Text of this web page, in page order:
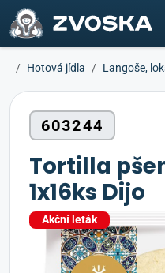
ZVOSKA
Hotová jídla Langoše,
603244
Tortilla
1x16ks Dijo
Akční leták